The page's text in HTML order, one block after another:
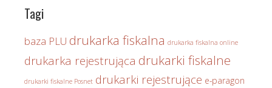
Tagi
baza PLU drukarka fiskalna drukarka fiskalna online
drukarka rejestrująca drukarki fiskalne
drukarki fiskalne Posnet drukarki rejestrujące e-paragon